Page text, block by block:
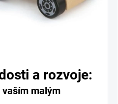
a rozvoje:
malým